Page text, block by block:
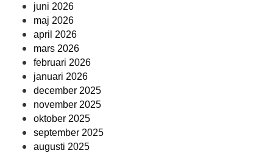
juni 2026
maj 2026
april 2026
mars 2026
februari 2026
januari 2026
december 2025
november 2025
oktober 2025
september 2025
augusti 2025